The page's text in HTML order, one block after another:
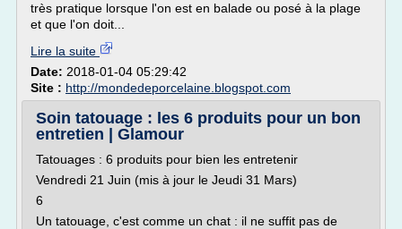
très pratique lorsque l'on est en balade ou posé à la plage
et que l'on doit...
Lire la suite
Date: 2018-01-04 05:29:42
Site : http://mondedeporcelaine.blogspot.com
Soin tatouage : les 6 produits pour un bon
entretien | Glamour
Tatouages : 6 produits pour bien les entretenir
Vendredi 21 Juin (mis à jour le Jeudi 31 Mars)
6
Un tatouage, c'est comme un chat : il ne suffit pas de